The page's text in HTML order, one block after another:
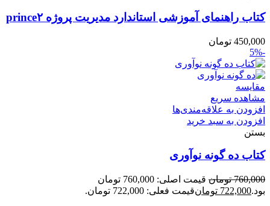
کتاب راهنمای آموزشی استاندارد مدیریت پروژه prince۲
450,000 تومان
-5%
مقایسه
مشاهده سریع
افزودن به علاقه‌مندی‌ها
افزودن به سبد خرید
بستن
کتاب ده گونه نوآوری
760,000 تومان
قیمت اصلی: 760,000 تومان
بود.722,000 تومانقیمت فعلی: 722,000 تومان.